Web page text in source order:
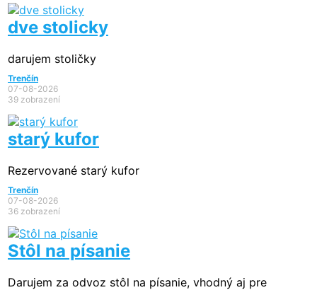
dve stolicky
darujem stoličky
Trenčín
07-08-2026
39 zobrazení
starý kufor
Rezervované starý kufor
Trenčín
07-08-2026
36 zobrazení
Stôl na písanie
Darujem za odvoz stôl na písanie, vhodný aj pre